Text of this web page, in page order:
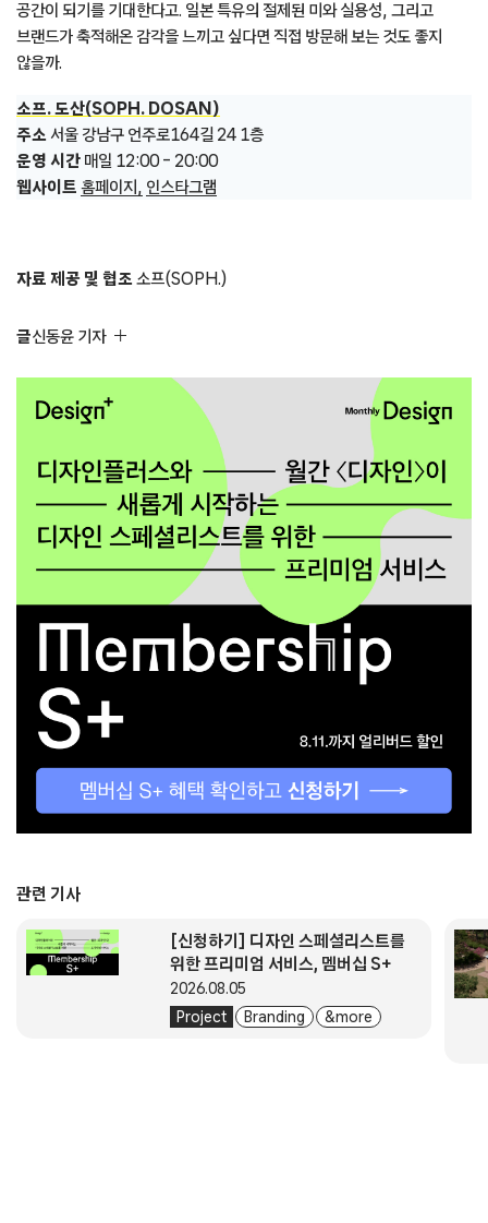
공간이 되기를 기대한다고. 일본 특유의 절제된 미와 실용성, 그리고
브랜드가 축적해온 감각을 느끼고 싶다면 직접 방문해 보는 것도 좋지
않을까.
소프. 도산(SOPH. DOSAN)
주소 서울 강남구 언주로164길 24 1층
운영 시간 매일 12:00 – 20:00
웹사이트 홈페이지, 인스타그램
자료 제공 및 협조소프(SOPH.)
글신동윤 기자
관련 기사
Project Branding & more
[신청하기] 디자인 스페셜리스트를
위한 프리미엄 서비스, 멤버십 S+
2026.08.05